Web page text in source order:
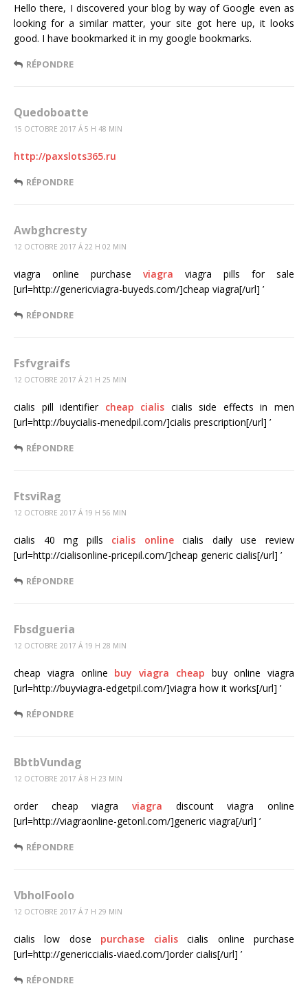
Hello there, I discovered your blog by way of Google even as
looking for a similar matter, your site got here up, it looks
good. I have bookmarked it in my google bookmarks.
RÉPONDRE
Quedoboatte
15 OCTOBRE 2017 Á 5 H 48 MIN
http://paxslots365.ru
RÉPONDRE
Awbghcresty
12 OCTOBRE 2017 Á 22 H 02 MIN
viagra online purchase viagra viagra pills for sale
[url=http://genericviagra-buyeds.com/]cheap viagra[/url] ’
RÉPONDRE
Fsfvgraifs
12 OCTOBRE 2017 Á 21 H 25 MIN
cialis pill identifier cheap cialis cialis side effects in men
[url=http://buycialis-menedpil.com/]cialis prescription[/url] ’
RÉPONDRE
FtsviRag
12 OCTOBRE 2017 Á 19 H 56 MIN
cialis 40 mg pills cialis onlinecialis daily use review
[url=http://cialisonline-pricepil.com/]cheap generic cialis[/url] ’
RÉPONDRE
Fbsdgueria
12 OCTOBRE 2017 Á 19 H 28 MIN
cheap viagra online buy viagra cheap buy online viagra
[url=http://buyviagra-edgetpil.com/]viagra how it works[/url] ’
RÉPONDRE
BbtbVundag
12 OCTOBRE 2017 Á 8 H 23 MIN
order cheap viagra viagra discount viagra online
[url=http://viagraonline-getonl.com/]generic viagra[/url] ’
RÉPONDRE
VbholFoolo
12 OCTOBRE 2017 Á 7 H 29 MIN
cialis low dose purchase cialiscialis online purchase
[url=http://genericcialis-viaed.com/]order cialis[/url] ’
RÉPONDRE